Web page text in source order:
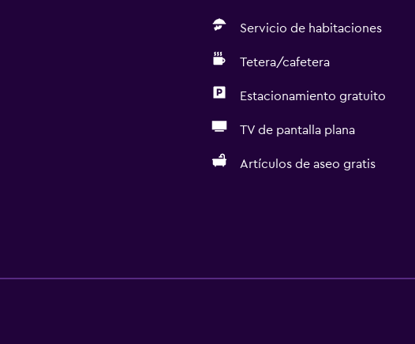
Servicio de habitaciones
Tetera/cafetera
Estacionamiento gratuito
TV de pantalla plana
Artículos de aseo gratis